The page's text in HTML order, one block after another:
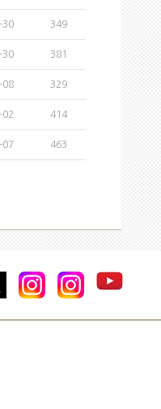
30 349
30 381
08 329
02 414
07 463